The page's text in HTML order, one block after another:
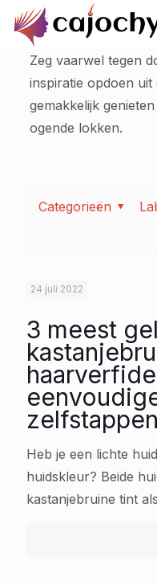
Zeg vaarwel tegen
inspiratie opdoen
gemakkelijk
ogende lokken.
Categorieën
24 juli 2022
3 meest
zelfstappen
Heb je een lichte
huidskleur? Beide
kastanjebruine tint